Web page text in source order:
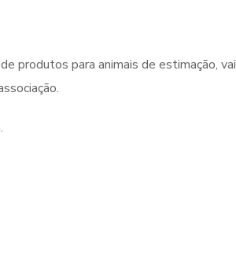
de produtos para animais de estimação, vai